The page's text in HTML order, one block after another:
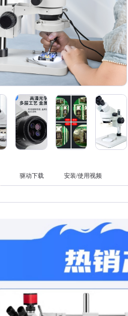
驱动下载 安装/使用视频